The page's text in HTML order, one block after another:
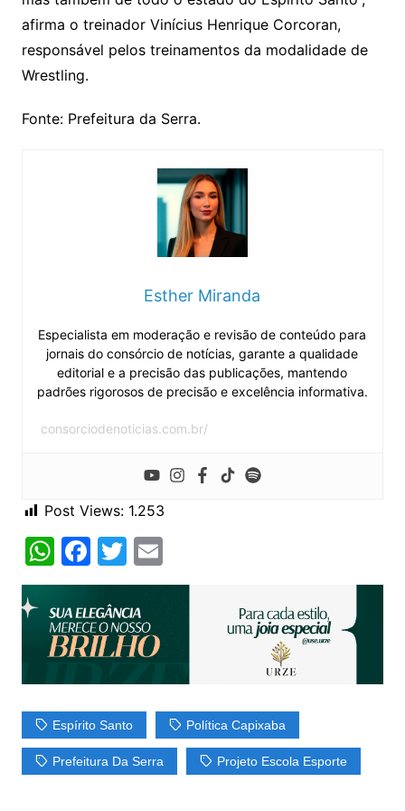
afirma o treinador Vinícius Henrique Corcoran,
responsável pelos treinamentos da modalidade de
Wrestling.
Fonte: Prefeitura da Serra.
Esther Miranda
Especialista em moderação e revisão de conteúdo para
jornais do consórcio de notícias, garante a qualidade
editorial e a precisão das publicações, mantendo
padrões rigorosos de precisão e excelência informativa.
consorciodenoticias.com.br/
Post Views: 1.253
W
h
at
s
A
p
p
F
a
c
e
b
o
o
k
T
w
itt
er
E
m
Espírito Santo Política Capixaba
Prefeitura Da Serra Projeto Escola Esporte